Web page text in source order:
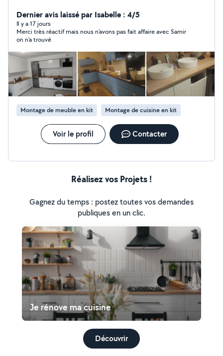
Dernier avis laissé par Isabelle : 4/5
Il y a 17 jours
Merci très réactif mais nous n'avons pas fait affaire avec Samir
on n'a trouvé
Montage de meuble en kit Montage de cuisine en kit
Voir le profil Contacter
Réalisez vos Projets !
Gagnez du temps : postez toutes vos demandes
publiques en un clic.
Je rénove ma cuisine
Découvrir